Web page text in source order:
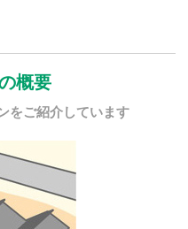
概要
をご紹介しています